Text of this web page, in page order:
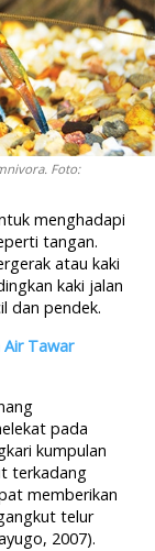
Foto:
menghadapi
tangan.
atau kaki
kaki jalan
dan pendek.
Tawar
pada
kumpulan
terkadang
memberikan
telur
2007).